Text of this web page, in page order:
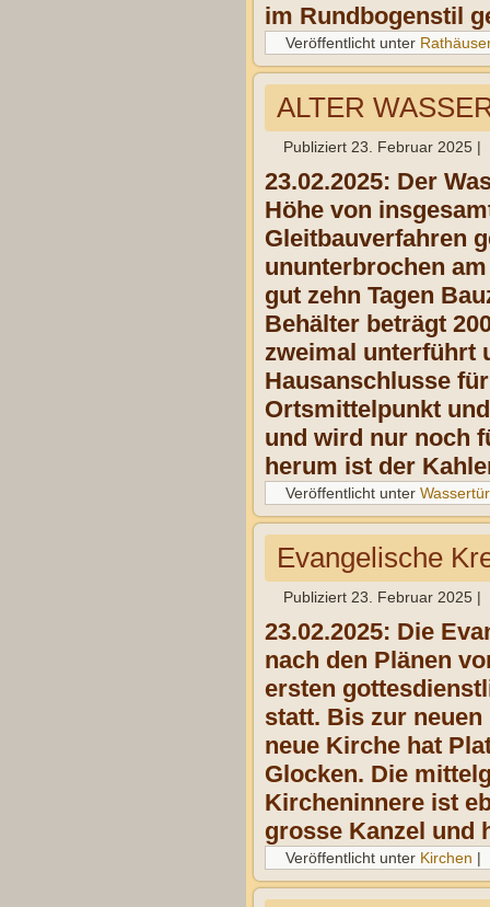
im Rundbogenstil
Veröffentlicht unter
ALTER
Publiziert 23. Februar 2025 |
23.02.2025: Der
Höhe von
Gleitbauverfahren
ununterbrochen
gut zehn Tagen
Behälter beträgt
zweimal unterführt
Hausanschlusse
Ortsmittelpunkt
und wird nur noch
herum ist der
Veröffentlicht unter
Evangelische
Publiziert 23. Februar 2025 |
23.02.2025: Die
nach den Plänen
ersten
statt. Bis zur
neue Kirche hat
Glocken. Die
Kircheninnere ist
grosse Kanzel und
Veröffentlicht unter Kirchen |